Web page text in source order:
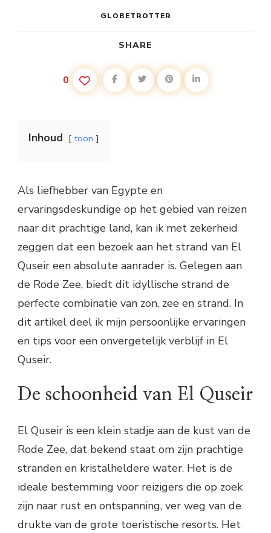
GLOBETROTTER
SHARE
0
Inhoud toon
Als liefhebber van Egypte en
ervaringsdeskundige op het gebied van reizen
naar dit prachtige land, kan ik met zekerheid
zeggen dat een bezoek aan het strand van El
Quseir een absolute aanrader is. Gelegen aan
de Rode Zee, biedt dit idyllische strand de
perfecte combinatie van zon, zee en strand. In
dit artikel deel ik mijn persoonlijke ervaringen
en tips voor een onvergetelijk verblijf in El
Quseir.
De schoonheid van El Quseir
El Quseir is een klein stadje aan de kust van de
Rode Zee, dat bekend staat om zijn prachtige
stranden en kristalheldere water. Het is de
ideale bestemming voor reizigers die op zoek
zijn naar rust en ontspanning, ver weg van de
drukte van de grote toeristische resorts. Het